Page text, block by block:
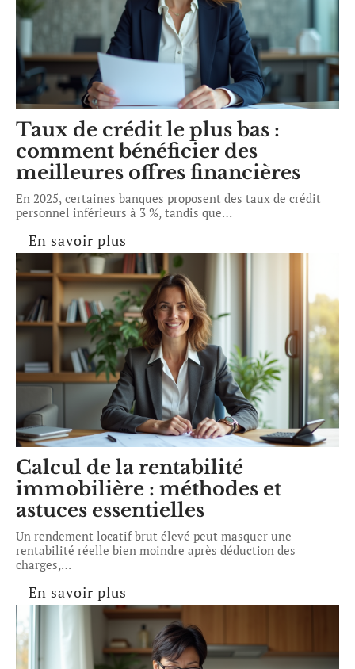
Taux de crédit le plus bas :
comment bénéficier des
meilleures offres financières
En 2025, certaines banques proposent des taux de crédit
personnel inférieurs à 3 %, tandis que…
En savoir plus
Calcul de la rentabilité
immobilière : méthodes et
astuces essentielles
Un rendement locatif brut élevé peut masquer une
rentabilité réelle bien moindre après déduction des
charges,…
En savoir plus